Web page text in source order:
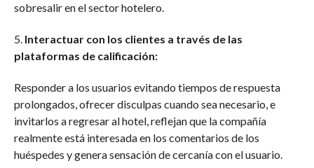
sobresalir en el sector hotelero.
5. Interactuar con los clientes a través de las
plataformas de calificación:
Responder a los usuarios evitando tiempos de respuesta
prolongados, ofrecer disculpas cuando sea necesario, e
invitarlos a regresar al hotel, reflejan que la compañía
realmente está interesada en los comentarios de los
huéspedes y genera sensación de cercanía con el usuario.